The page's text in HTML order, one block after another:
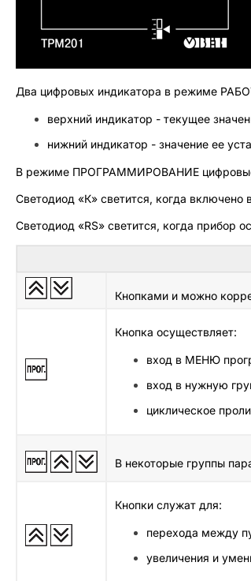
Два цифровых индикатора в режиме
верхний индикатор - текущее
нижний индикатор - значение ее
В режиме ПРОГРАММИРОВАНИЕ цифровые
Светодиод «К» светится, когда включено
Светодиод «RS» светится, когда прибор
Кнопками и можно
Кнопка осуществляет:
вход в МЕНЮ
вход в нужную
циклическое
В некоторые группы
Кнопки служат для:
перехода между
увеличения и